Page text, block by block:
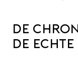
De
de